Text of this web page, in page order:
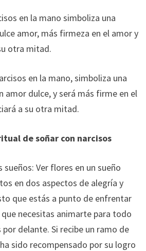
en la mano simboliza una
amor, más firmeza en el amor y
otra mitad.
en la mano, simboliza una
amor dulce, y será más firme en el
a su otra mitad.
de soñar con narcisos
Ver flores en un sueño
en dos aspectos de alegría y
que estás a punto de enfrentar
que necesitas animarte para todo
delante. Si recibe un ramo de
sido recompensado por su logro